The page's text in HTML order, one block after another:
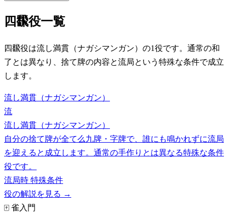
四飜役一覧
四飜役は流し満貫（ナガシマンガン）の1役です。通常の和
了とは異なり、捨て牌の内容と流局という特殊な条件で成立
します。
流し満貫（ナガシマンガン）
流
流し満貫（ナガシマンガン）
自分の捨て牌が全て么九牌・字牌で、誰にも鳴かれずに流局
を迎えると成立します。通常の手作りとは異なる特殊な条件
役です。
流局時 特殊条件
役の解説を見る →
🀄 雀入門